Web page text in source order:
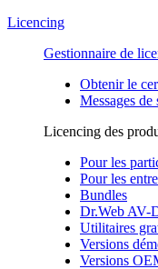
Licencing
Gestionnaire de
Obtenir le
Messages de
Licencing des
Pour les
Pour les
Bundles
Dr.Web AV-
Utilitaires
Versions
Versions